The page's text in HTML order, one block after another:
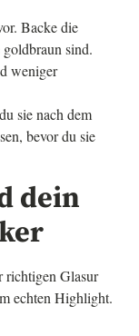
Backe die
sind.
weniger
sie nach dem
bevor du sie
dein
richtigen Glasur
echten Highlight.